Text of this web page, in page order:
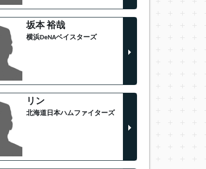
坂本 裕哉
横浜DeNAベイスターズ
リン
北海道日本ハムファイターズ